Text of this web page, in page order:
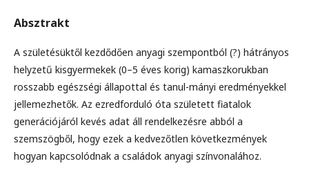
Absztrakt
A születésüktől kezdődően anyagi szempontból (?) hátrányos
helyzetű kisgyermekek (0–5 éves korig) kamaszkorukban
rosszabb egészségi állapottal és tanul-mányi eredményekkel
jellemezhetők. Az ezredforduló óta született fiatalok
generációjáról kevés adat áll rendelkezésre abból a
szemszögből, hogy ezek a kedvezőtlen következmények
hogyan kapcsolódnak a családok anyagi színvonalához.